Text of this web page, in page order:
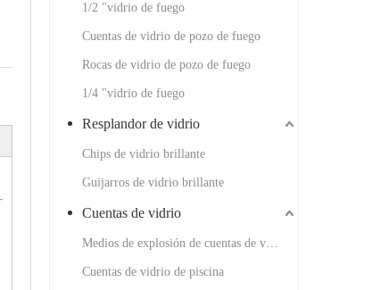
1/2 "vidrio de fuego
Cuentas de vidrio de pozo de fuego
Rocas de vidrio de pozo de fuego
1/4 "vidrio de fuego
Resplandor de vidrio
Chips de vidrio brillante
Guijarros de vidrio brillante
Cuentas de vidrio
Medios de explosión de cuentas de vidrio
Cuentas de vidrio de piscina